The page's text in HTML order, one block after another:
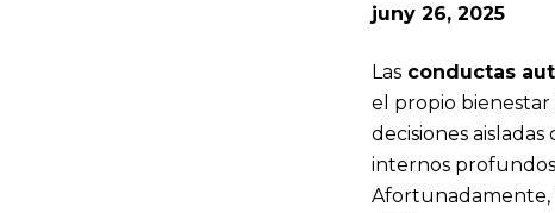
juny 26, 2025
Las conductas
el propio bienestar
decisiones
internos
Afortunadamente,